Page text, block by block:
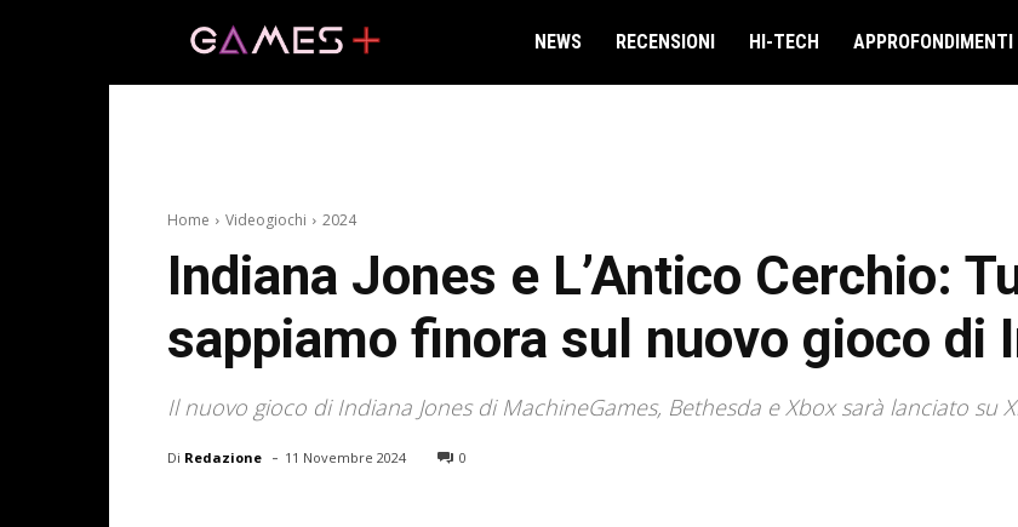
NEWS RECENSIONI HI-TECH APPROFONDIMENTI
Home Videogiochi 2024
Indiana Jones e L’Antico Cerchio:
sappiamo finora sul nuovo gioco di
Il nuovo gioco di Indiana Jones di MachineGames, Bethesda e Xbox sarà lanciato su
Di Redazione - 11 Novembre 2024 0